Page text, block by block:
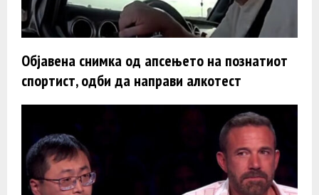
Објавена снимка од апсењето на познатиот
спортист, одби да направи алкотест